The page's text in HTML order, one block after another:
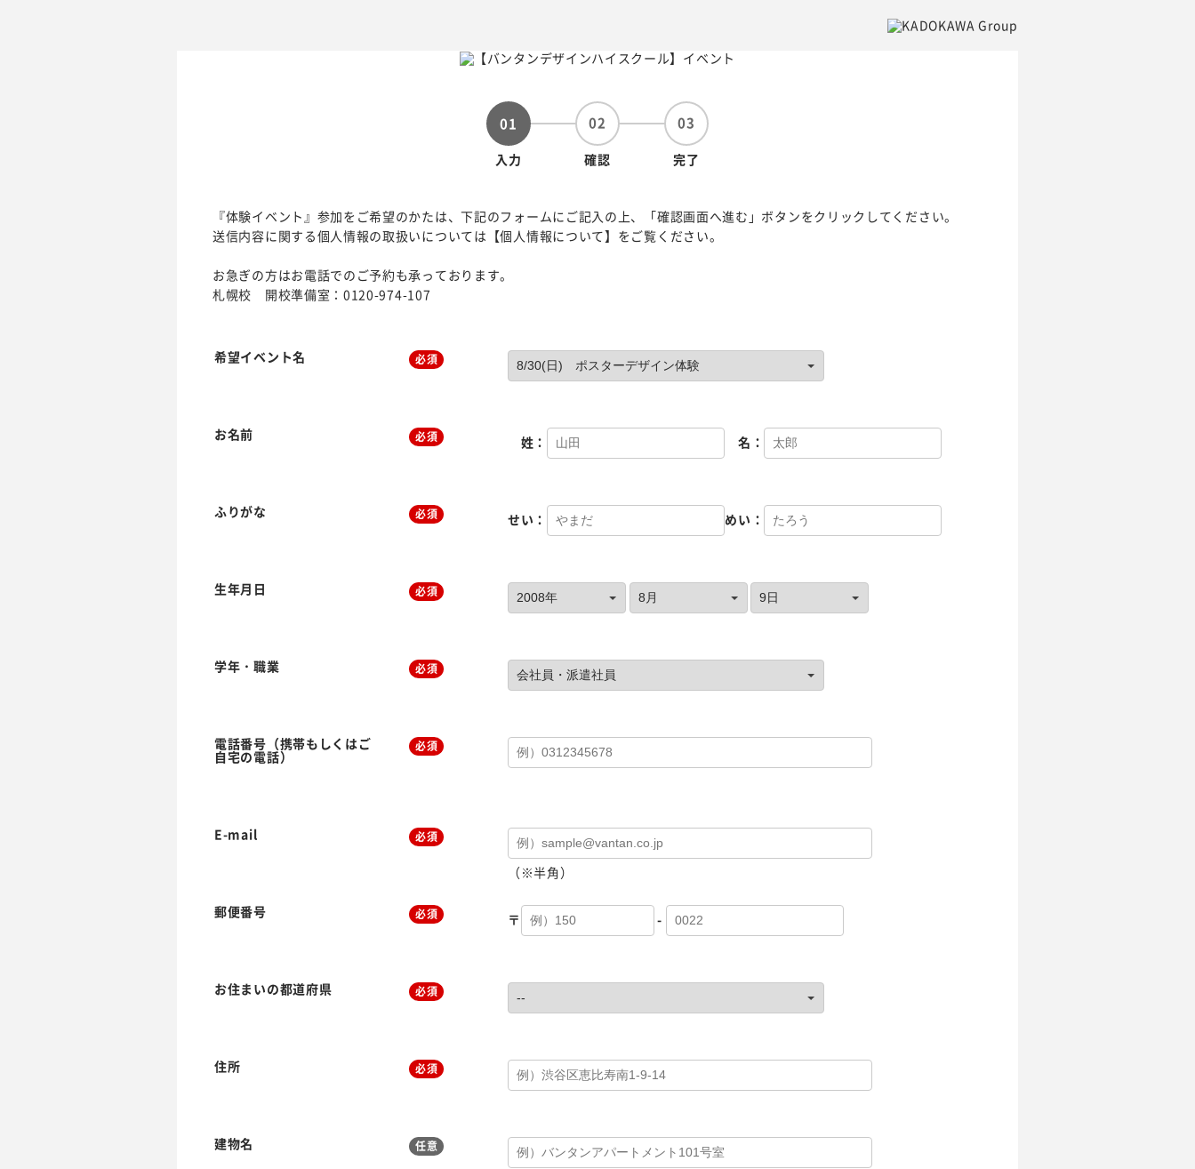
01
入力
02
確認
03
完了
『体験イベント』参加をご希望のかたは、下記のフォームにご記入の上、「確認画面へ進む」ボタンをクリックしてください。
送信内容に関する個人情報の取扱いについては【個人情報について】をご覧ください。
お急ぎの方はお電話でのご予約も承っております。
札幌校 開校準備室：0120-974-107
希望イベント名 必須
お名前 必須 姓： 名：
ふりがな 必須 せい： めい：
生年月日 必須
学年・職業 必須
電話番号（携帯もしくはご
自宅の電話）
必須
E-mail 必須
（※半角）
郵便番号 必須 〒 -
お住まいの都道府県 必須
住所 必須
建物名 任意